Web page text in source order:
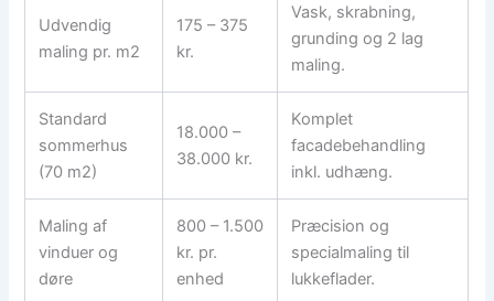
Udvendig
maling pr. m2
175 – 375
kr.
Vask, skrabning,
grunding og 2 lag
maling.
Standard
sommerhus
(70 m2)
18.000 –
38.000 kr.
Komplet
facadebehandling
inkl. udhæng.
Maling af
vinduer og
døre
800 – 1.500
kr. pr.
enhed
Præcision og
specialmaling til
lukkeflader.